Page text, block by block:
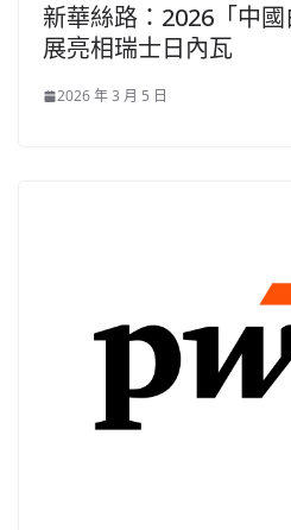
新華絲路：2026「中
展亮相瑞士日內瓦
2026 年 3 月 5 日